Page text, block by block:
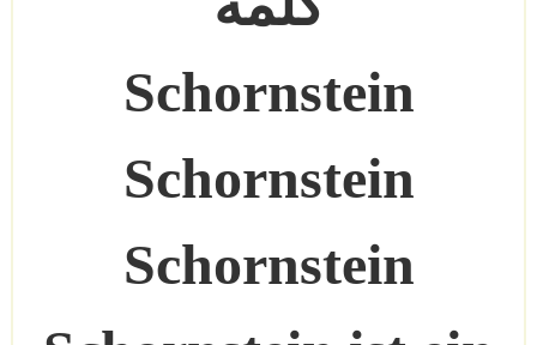
Schornstein
Schornstein
Schornstein